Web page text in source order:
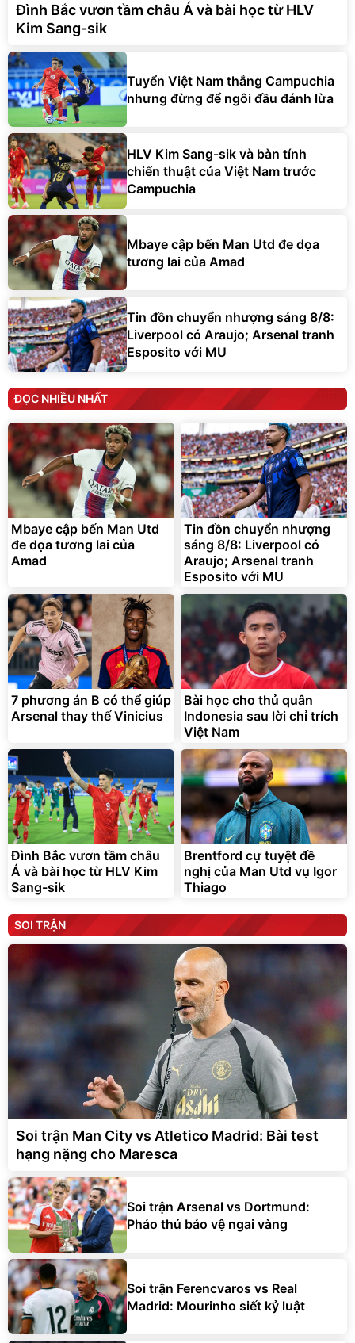
Đình Bắc vươn tầm châu Á và bài học từ HLV
Kim Sang-sik
Tuyển Việt Nam thắng Campuchia
nhưng đừng để ngôi đầu đánh lừa
HLV Kim Sang-sik và bàn tính
chiến thuật của Việt Nam trước
Campuchia
Mbaye cập bến Man Utd đe dọa
tương lai của Amad
Tin đồn chuyển nhượng sáng 8/8:
Liverpool có Araujo; Arsenal tranh
Esposito với MU
ĐỌC NHIỀU NHẤT
Mbaye cập bến Man Utd
đe dọa tương lai của
Amad
Tin đồn chuyển nhượng
sáng 8/8: Liverpool có
Araujo; Arsenal tranh
Esposito với MU
7 phương án B có thể giúp
Arsenal thay thế Vinicius
Bài học cho thủ quân
Indonesia sau lời chỉ trích
Việt Nam
Đình Bắc vươn tầm châu
Á và bài học từ HLV Kim
Sang-sik
Brentford cự tuyệt đề
nghị của Man Utd vụ Igor
Thiago
SOI TRẬN
Soi trận Man City vs Atletico Madrid: Bài test
hạng nặng cho Maresca
Soi trận Arsenal vs Dortmund:
Pháo thủ bảo vệ ngai vàng
Soi trận Ferencvaros vs Real
Madrid: Mourinho siết kỷ luật